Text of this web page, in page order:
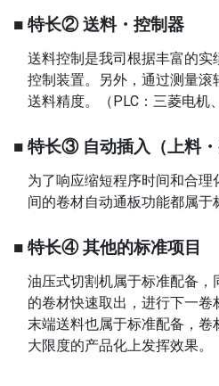
■ 特长② 送料・控制器
送料控制是我司根据丰富的
控制装置。另外，通过测量
送料精度。（PLC：三菱电机
■ 特长③ 自动插入（上料・
为了响应缩短程序时间和合
间的卷材自动通板功能都属于
■ 特长④ 其他的标准项目
油压式切割机属于标准配备
的卷材快速取出，进行下一
末端送料也属于标准配备，
大限度的产品化上发挥效果。